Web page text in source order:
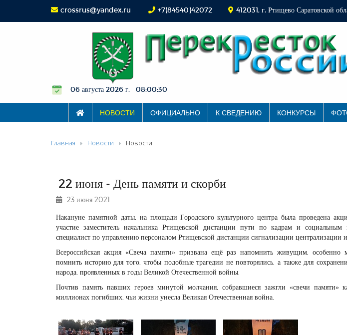
crossrus@yandex.ru +7(84540)42072 412031, г. Ртищево Саратовской
06 августа 2026 г. 08:00:30
НОВОСТИ ОФИЦИАЛЬНО К СВЕДЕНИЮ КОНКУРСЫ
Главная Новости Новости
22 июня - День памяти и скорби
23 июня 2021
Накануне памятной даты, на площади Городского культурного центра была проведена
участие заместитель начальника Ртищевской дистанции пути по кадрам и
специалист по управлению персоналом Ртищевской дистанции сигнализации
Всероссийская акция «Свеча памяти» призвана ещё раз напомнить живущим, особенно
помнить историю для того, чтобы подобные трагедии не повторялись, а также для
народа, проявленных в годы Великой Отечественной войны.
Почтив память павших героев минутой молчания, собравшиеся зажгли «свечи
миллионах погибших, чьи жизни унесла Великая Отечественная война.